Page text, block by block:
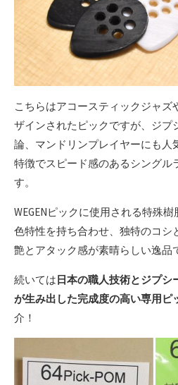
こちらはアコースティックジャ
ザインされたピックですが、ジプ
論、マンドリンプレイヤーにも人
特徴でスピード感のあるシングル
す。
WEGENピックに使用される特殊
色特性を持ち合わせ、独特のコシ
艶とアタック感が素晴らしい逸品
続いては日本の職人技術とジプシ
が生み出した完成度の高い専用ピ
介！